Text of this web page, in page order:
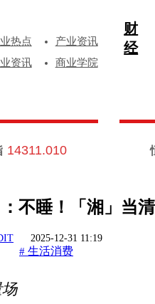
热点
产业资讯
资讯
商业学院
财
经
14311.010
不睡！「湘」当
2025-12-31 11:19
# 生活消费